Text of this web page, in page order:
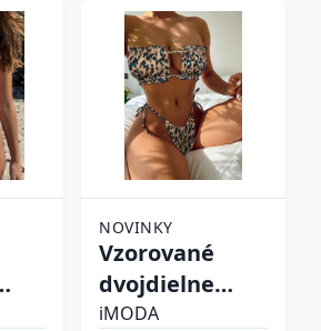
NOVINKY
Vzorované
dvojdielne
plavky
iMODA